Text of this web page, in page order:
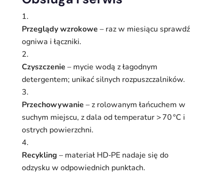
Przeglądy wzrokowe – raz w miesiącu sprawdź
ogniwa i łączniki.
Czyszczenie – mycie wodą z łagodnym
detergentem; unikać silnych rozpuszczalników.
Przechowywanie – z rolowanym łańcuchem w
suchym miejscu, z dala od temperatur > 70 °C i
ostrych powierzchni.
Recykling – materiał HD‑PE nadaje się do
odzysku w odpowiednich punktach.